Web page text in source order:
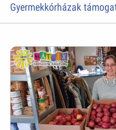
Gyermekkórházak